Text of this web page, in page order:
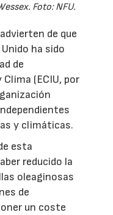
Foto: NFU.
de que
ha sido
de
(ECIU, por
y climáticas.
esta
reducido la
oleaginosas
de
un coste